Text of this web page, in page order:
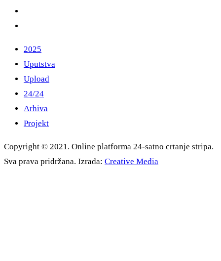
2025
Uputstva
Upload
24/24
Arhiva
Projekt
Copyright © 2021. Online platforma 24-satno crtanje stripa.
Sva prava pridržana. Izrada: Creative Media